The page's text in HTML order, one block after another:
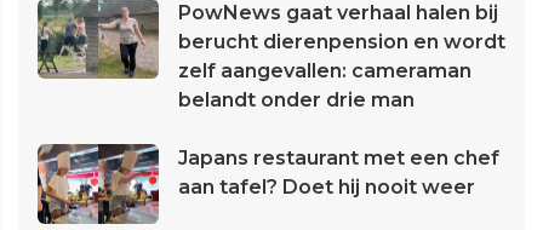
PowNews gaat verhaal halen bij
berucht dierenpension en wordt
zelf aangevallen: cameraman
belandt onder drie man
Japans restaurant met een chef
aan tafel? Doet hij nooit weer